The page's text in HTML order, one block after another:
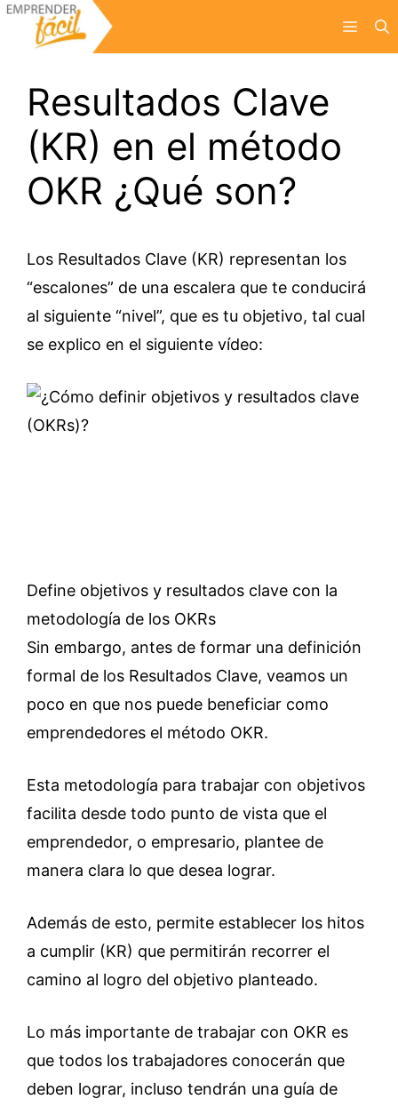
Saltar
Menú
Resultados Clave
(KR) en el método
OKR ¿Qué son?
Los Resultados Clave (KR) representan los
“escalones” de una escalera que te conducirá
al siguiente “nivel”, que es tu objetivo, tal cual
se explico en el siguiente vídeo:
Define objetivos y resultados clave con la
metodología de los OKRs
Sin embargo, antes de formar una definición
formal de los Resultados Clave, veamos un
poco en que nos puede beneficiar como
emprendedores el método OKR.
Esta metodología para trabajar con objetivos
facilita desde todo punto de vista que el
emprendedor, o empresario, plantee de
manera clara lo que desea lograr.
Además de esto, permite establecer los hitos
a cumplir (KR) que permitirán recorrer el
camino al logro del objetivo planteado.
Lo más importante de trabajar con OKR es
que todos los trabajadores conocerán que
deben lograr, incluso tendrán una guía de